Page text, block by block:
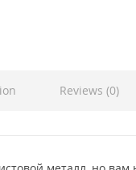
Reviews (0)